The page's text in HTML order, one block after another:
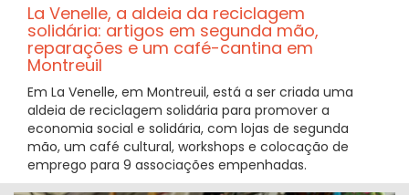
La Venelle, a aldeia da reciclagem
solidária: artigos em segunda mão,
reparações e um café-cantina em
Montreuil
Em La Venelle, em Montreuil, está a ser criada uma
aldeia de reciclagem solidária para promover a
economia social e solidária, com lojas de segunda
mão, um café cultural, workshops e colocação de
emprego para 9 associações empenhadas.